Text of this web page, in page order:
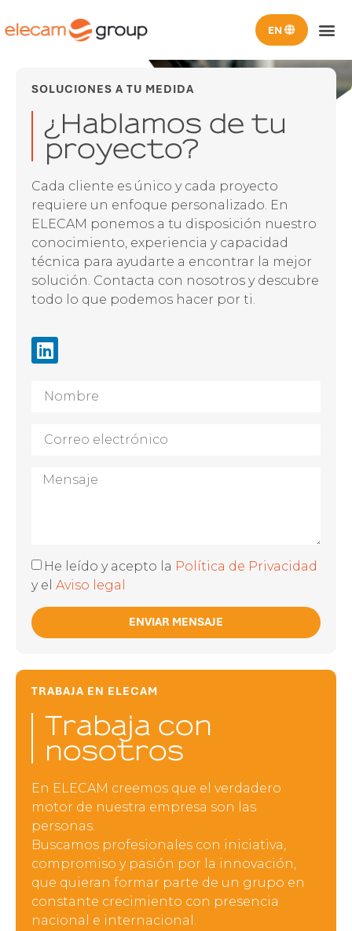
SOLUCIONES A TU MEDIDA
¿Hablamos de tu
proyecto?
Cada cliente es único y cada proyecto
requiere un enfoque personalizado. En
ELECAM ponemos a tu disposición nuestro
conocimiento, experiencia y capacidad
técnica para ayudarte a encontrar la mejor
solución. Contacta con nosotros y descubre
todo lo que podemos hacer por ti.
He leído y acepto la Política de Privacidad
y el Aviso legal
ENVIAR MENSAJE
TRABAJA EN ELECAM
Trabaja con
nosotros
En ELECAM creemos que el verdadero
motor de nuestra empresa son las
personas.
Buscamos profesionales con iniciativa,
compromiso y pasión por la innovación,
que quieran formar parte de un grupo en
constante crecimiento con presencia
nacional e internacional.